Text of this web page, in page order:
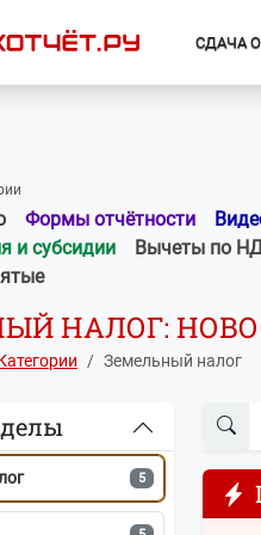
СДАЧА
Формы отчётности
и субсидии
Вычеты по
НАЛОГ:
Земельный налог
10
7
ФНС 7
6
5